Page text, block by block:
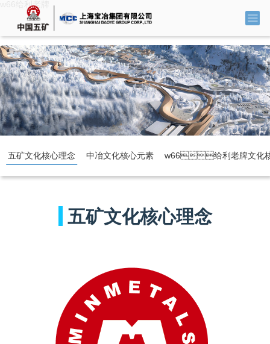
w66给利老牌
五矿文化核心理念 中冶文化核心元素 w66给利老牌文化
Corporate
五矿文化核心理念